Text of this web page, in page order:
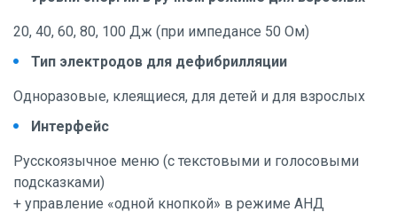
20, 40, 60, 80, 100 Дж (при импедансе 50 Ом)
Тип электродов для дефибрилляции
Одноразовые, клеящиеся, для детей и для взрослых
Интерфейс
Русскоязычное меню (с текстовыми и голосовыми
подсказками)
+ управление «одной кнопкой» в режиме АНД